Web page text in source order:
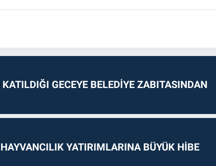
GECEYE BELEDİYE ZABITASINDAN
YATIRIMLARINA BÜYÜK HİBE